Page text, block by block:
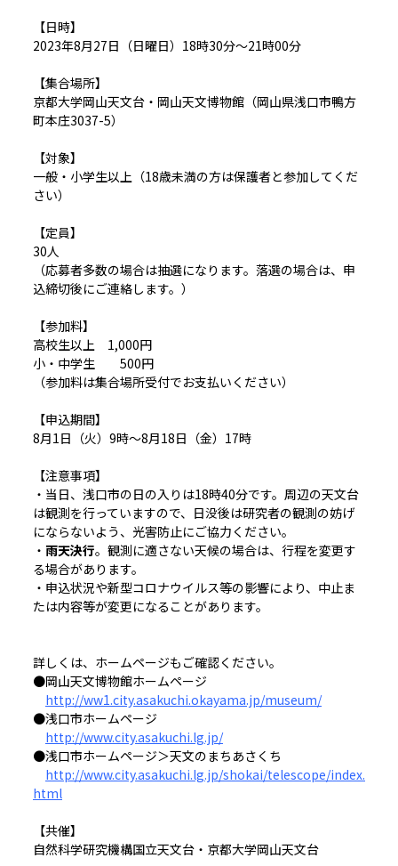
【日時】
2023年8月27日（日曜日）18時30分～21時00分
【集合場所】
京都大学岡山天文台・岡山天文博物館（岡山県浅口市鴨方
町本庄3037-5）
【対象】
一般・小学生以上（18歳未満の方は保護者と参加してくだ
さい）
【定員】
30人
（応募者多数の場合は抽選になります。落選の場合は、申
込締切後にご連絡します。）
【参加料】
高校生以上 1,000円
小・中学生 500円
（参加料は集合場所受付でお支払いください）
【申込期間】
8月1日（火）9時～8月18日（金）17時
【注意事項】
・当日、浅口市の日の入りは18時40分です。周辺の天文台
は観測を行っていますので、日没後は研究者の観測の妨げ
にならないよう、光害防止にご協力ください。
・ 雨天決行。観測に適さない天候の場合は、行程を変更す
る場合があります。
・申込状況や新型コロナウイルス等の影響により、中止ま
たは内容等が変更になることがあります。
詳しくは、ホームページもご確認ください。
●岡山天文博物館ホームページ
http://ww1.city.asakuchi.okayama.jp/museum/
●浅口市ホームページ
http://www.city.asakuchi.lg.jp/
●浅口市ホームページ＞天文のまちあさくち
http://www.city.asakuchi.lg.jp/shokai/telescope/index.
html
【共催】
自然科学研究機構国立天文台・京都大学岡山天文台